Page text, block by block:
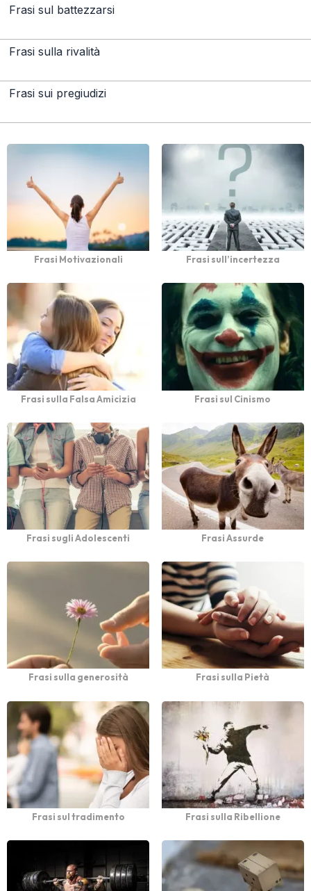
Frasi sul battezzarsi
Frasi sulla rivalità
Frasi sui pregiudizi
Frasi Motivazionali Frasi sull’incertezza
Frasi sulla Falsa Amicizia Frasi sul Cinismo
Frasi sugli Adolescenti Frasi Assurde
Frasi sulla generosità Frasi sulla Pietà
Frasi sul tradimento Frasi sulla Ribellione